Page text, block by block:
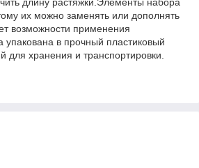
их можно заменять или дополнять
возможности применения
упакована в прочный пластиковый
для хранения и транспортировки.